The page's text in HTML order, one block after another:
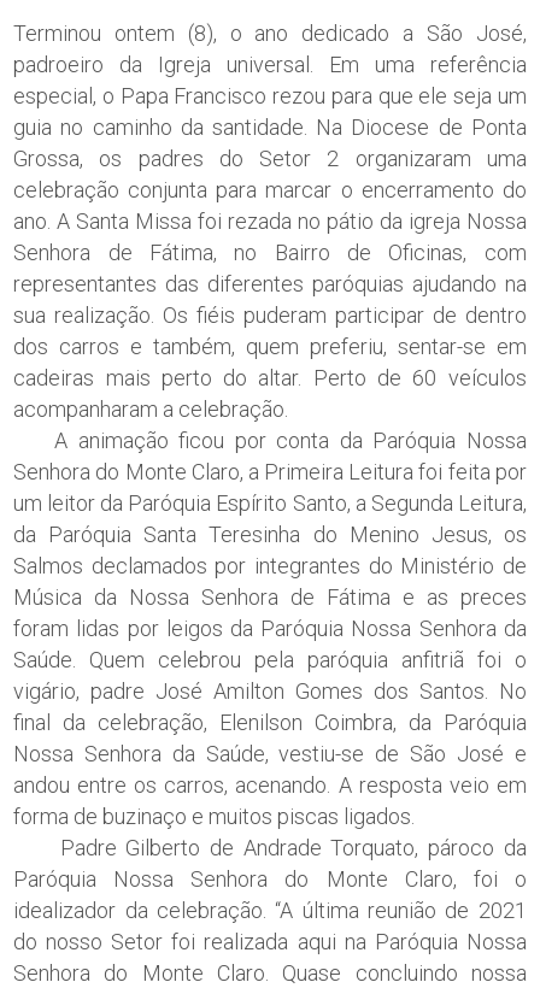
Terminou ontem (8), o ano dedicado a São José,
padroeiro da Igreja universal. Em uma referência
especial, o Papa Francisco rezou para que ele seja um
guia no caminho da santidade. Na Diocese de Ponta
Grossa, os padres do Setor 2 organizaram uma
celebração conjunta para marcar o encerramento do
ano. A Santa Missa foi rezada no pátio da igreja Nossa
Senhora de Fátima, no Bairro de Oficinas, com
representantes das diferentes paróquias ajudando na
sua realização. Os fiéis puderam participar de dentro
dos carros e também, quem preferiu, sentar-se em
cadeiras mais perto do altar. Perto de 60 veículos
acompanharam a celebração.
A animação ficou por conta da Paróquia Nossa
Senhora do Monte Claro, a Primeira Leitura foi feita por
um leitor da Paróquia Espírito Santo, a Segunda Leitura,
da Paróquia Santa Teresinha do Menino Jesus, os
Salmos declamados por integrantes do Ministério de
Música da Nossa Senhora de Fátima e as preces
foram lidas por leigos da Paróquia Nossa Senhora da
Saúde. Quem celebrou pela paróquia anfitriã foi o
vigário, padre José Amilton Gomes dos Santos. No
final da celebração, Elenilson Coimbra, da Paróquia
Nossa Senhora da Saúde, vestiu-se de São José e
andou entre os carros, acenando. A resposta veio em
forma de buzinaço e muitos piscas ligados.
Padre Gilberto de Andrade Torquato, pároco da
Paróquia Nossa Senhora do Monte Claro, foi o
idealizador da celebração. “A última reunião de 2021
do nosso Setor foi realizada aqui na Paróquia Nossa
Senhora do Monte Claro. Quase concluindo nossa